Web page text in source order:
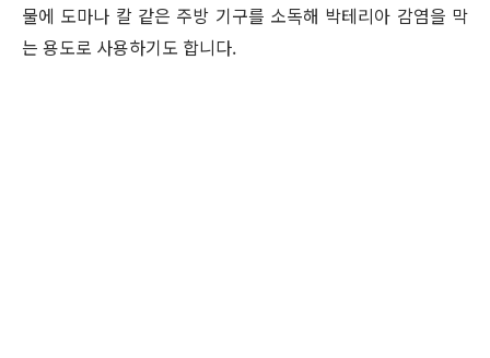
물에 도마나 칼 같은 주방 기구를 소독해 박테리아 감염을 막
는 용도로 사용하기도 합니다.